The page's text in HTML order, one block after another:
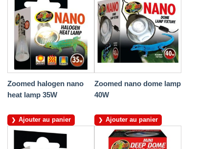
Zoomed halogen nano
heat lamp 35W
Ajouter au panier
Zoomed nano dome lamp
40W
Ajouter au panier